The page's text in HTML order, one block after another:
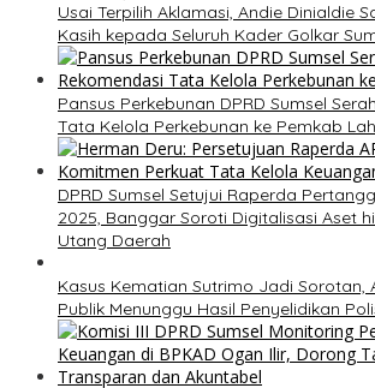
Usai Terpilih Aklamasi, Andie Dinialdie
Kasih kepada Seluruh Kader Golkar
Pansus Perkebunan DPRD Sumsel
Tata Kelola Perkebunan ke Pemkab
DPRD Sumsel Setujui Raperda
2025, Banggar Soroti Digitalisasi Aset
Utang Daerah
Kasus Kematian Sutrimo Jadi Sorotan,
Publik Menunggu Hasil Penyelidikan